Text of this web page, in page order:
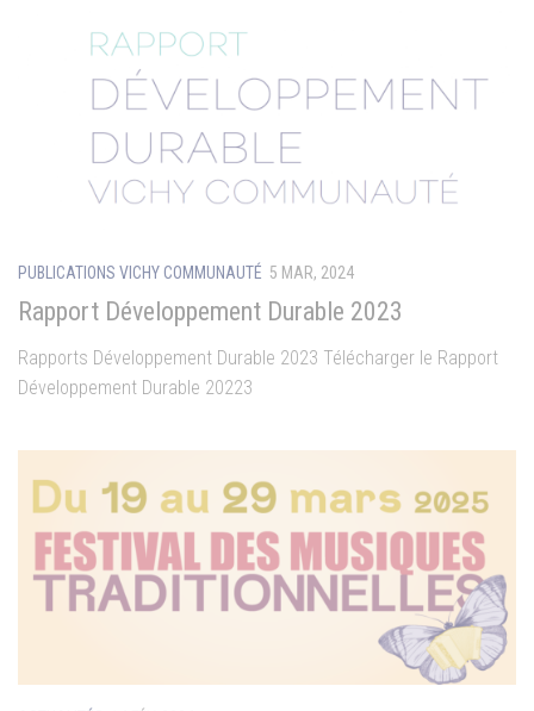
PUBLICATIONS VICHY COMMUNAUTÉ 5 MAR, 2024
Rapport Développement Durable 2023
Rapports Développement Durable 2023 Télécharger le Rapport
Développement Durable 20223